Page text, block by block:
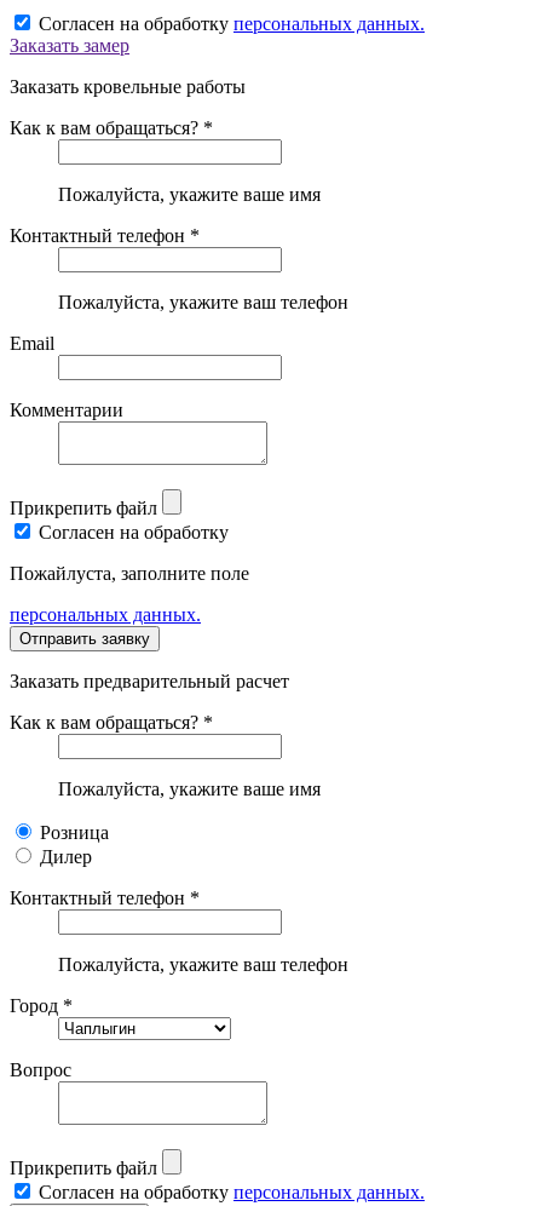
Согласен на обработку персональных данных.
Заказать замер
Заказать кровельные работы
Как к вам обращаться? *
Пожалуйста, укажите ваше имя
Контактный телефон *
Пожалуйста, укажите ваш телефон
Email
Комментарии
Прикрепить файл
Согласен на обработку
Пожайлуста, заполните поле
персональных данных.
Заказать предварительный расчет
Как к вам обращаться? *
Пожалуйста, укажите ваше имя
Розница
Дилер
Контактный телефон *
Пожалуйста, укажите ваш телефон
Город *
Вопрос
Прикрепить файл
Согласен на обработку персональных данных.